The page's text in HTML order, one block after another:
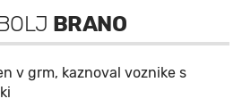
BRANO
v grm, kaznoval voznike s